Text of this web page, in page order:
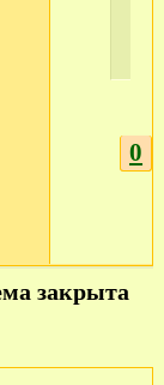
0
закрыта